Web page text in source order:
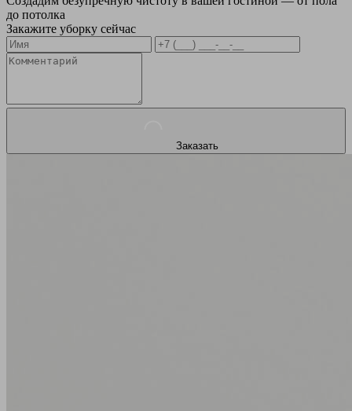
до потолка
Закажите уборку сейчас
Заказать